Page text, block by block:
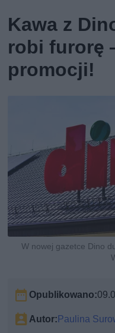
Kawa z
robi furorę
promocji!
W nowej gazetce Dino
Opublikowano:
Autor:Paulina